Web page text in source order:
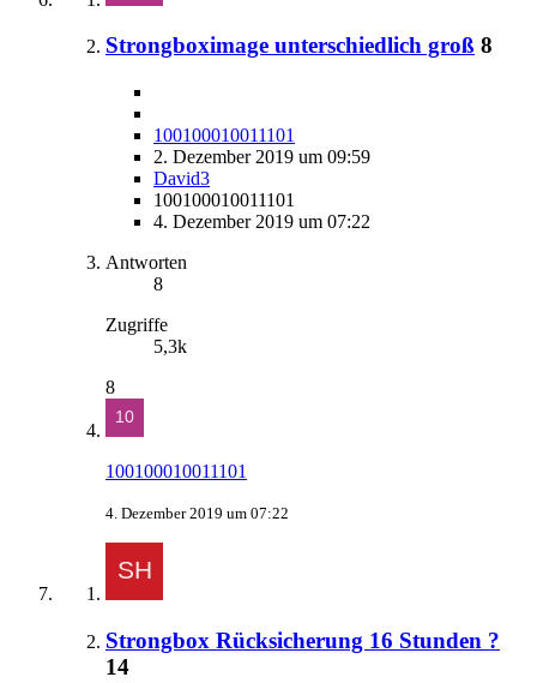
Strongboximage unterschiedlich groß 8
100100010011101
2. Dezember 2019 um 09:59
David3
100100010011101
4. Dezember 2019 um 07:22
Antworten
8
Zugriffe
5,3k
8
100100010011101
4. Dezember 2019 um 07:22
Strongbox Rücksicherung 16 Stunden ?
14